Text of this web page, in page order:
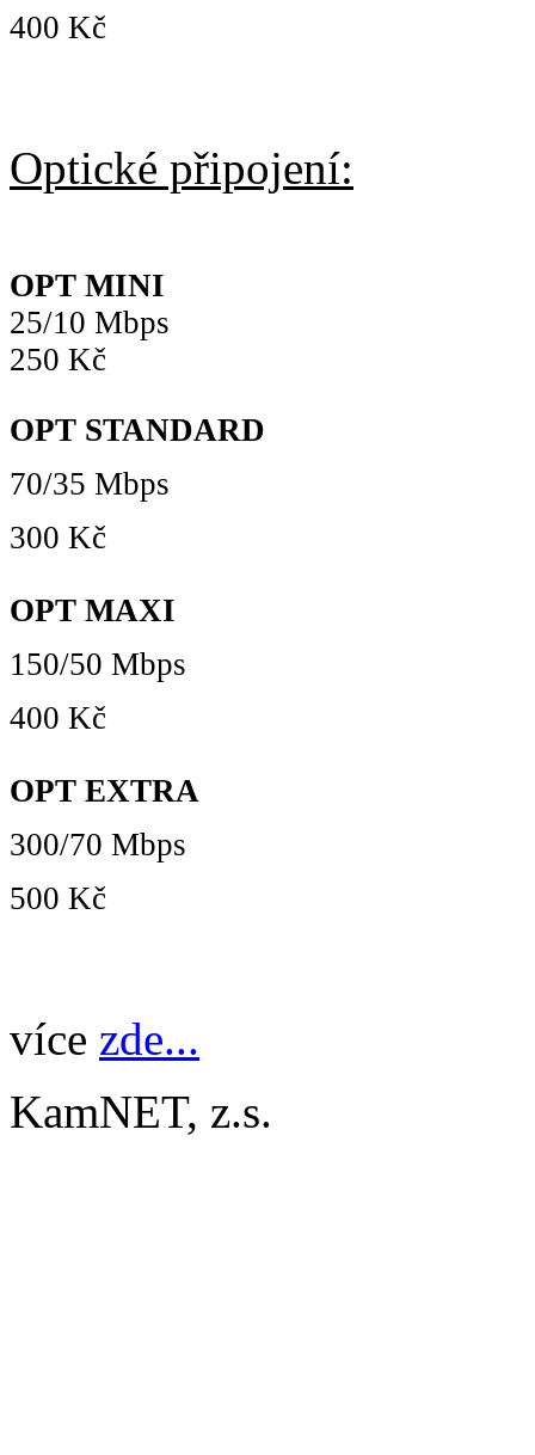
400 Kč
Optické připojení:
OPT MINI
25/10 Mbps
250 Kč
OPT STANDARD
70/35 Mbps
300 Kč
OPT MAXI
150/50 Mbps
400 Kč
OPT EXTRA
300/70 Mbps
500 Kč
více zde...
KamNET, z.s.